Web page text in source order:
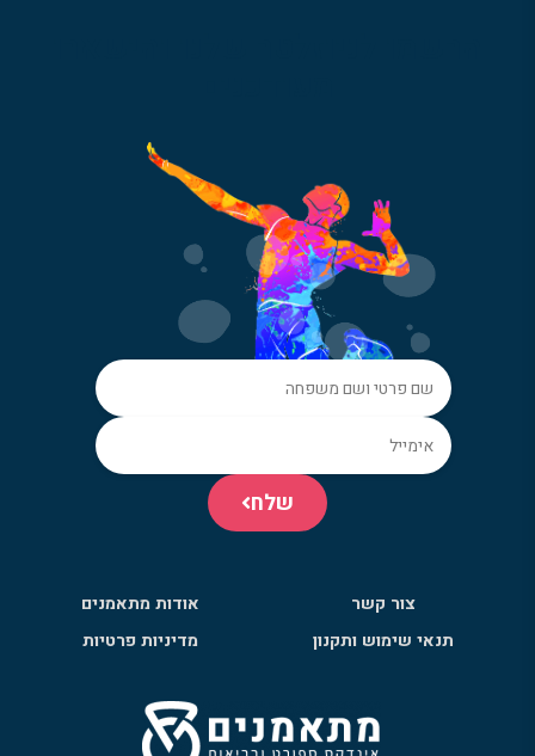
שלח
צור קשר
אודות מתאמנים
תנאי שימוש ותקנון
מדיניות פרטיות